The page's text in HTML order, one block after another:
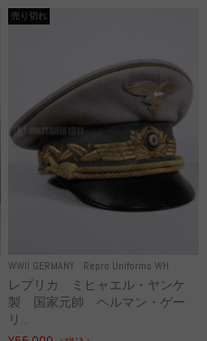
WWII GERMANY Repro Uniforms WH
売り切れ
レプリカ ミヒャエル・ヤンケ
製 国家元帥 ヘルマン・ゲー
リ...